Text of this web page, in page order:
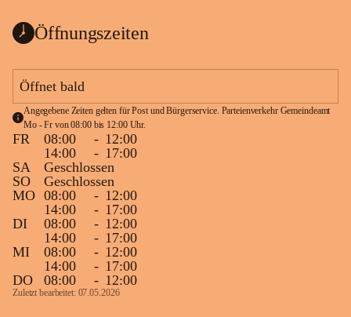
Öffnungszeiten
Öffnet bald
Angegebene Zeiten gelten für Post und Bürgerservice. Parteienverkehr Gemeindeamt
Mo - Fr von 08:00 bis 12:00 Uhr.
FR 08:00 - 12:00
14:00
- 17:00
SA
Geschlossen
SO
Geschlossen
MO 08:00 - 12:00
14:00
- 17:00
DI
08:00 - 12:00
14:00
- 17:00
MI
08:00 - 12:00
14:00
- 17:00
DO
08:00 - 12:00
Zuletzt bearbeitet: 07.05.2026